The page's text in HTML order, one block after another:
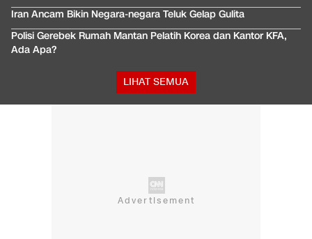
Iran Ancam Bikin Negara-negara Teluk Gelap Gulita
Polisi Gerebek Rumah Mantan Pelatih Korea dan Kantor KFA,
Ada Apa?
LIHAT SEMUA